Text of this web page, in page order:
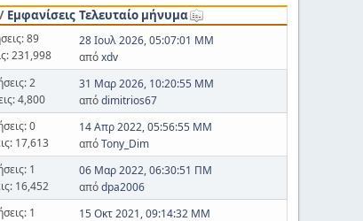
/ Εμφανίσεις Τελευταίο μήνυμα
89
231,998
28 Ιουλ 2026, 05:07:01 ΜΜ
απόxdv
2
4,800
31 Μαρ 2026, 10:20:55 ΜΜ
απόdimitrios67
0
17,613
14 Απρ 2022, 05:56:55 ΜΜ
απόTony_Dim
1
16,452
06 Μαρ 2022, 06:30:51 ΠΜ
απόdpa2006
1
15 Οκτ 2021, 09:14:32 ΜΜ